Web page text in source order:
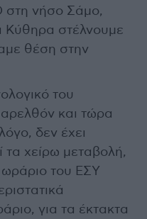
στη νήσο Σάμο,
Κύθηρα στέλνουμε
θέση στην
του
και τώρα
δεν έχει
τα χείρω μεταβολή,
ωράριο του ΕΣΥ
για τα έκτακτα